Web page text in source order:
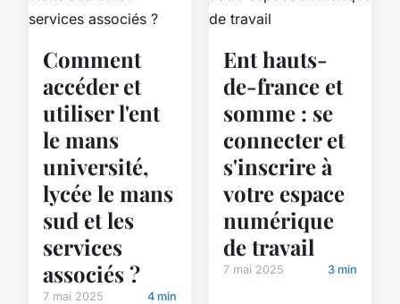
Comment
accéder et
utiliser l'ent
le mans
université,
lycée le mans
sud et les
services
associés ?
7 mai 2025 4 min
Ent hauts-
de-france et
somme : se
connecter et
s'inscrire à
votre espace
numérique
de travail
7 mai 2025 3 min